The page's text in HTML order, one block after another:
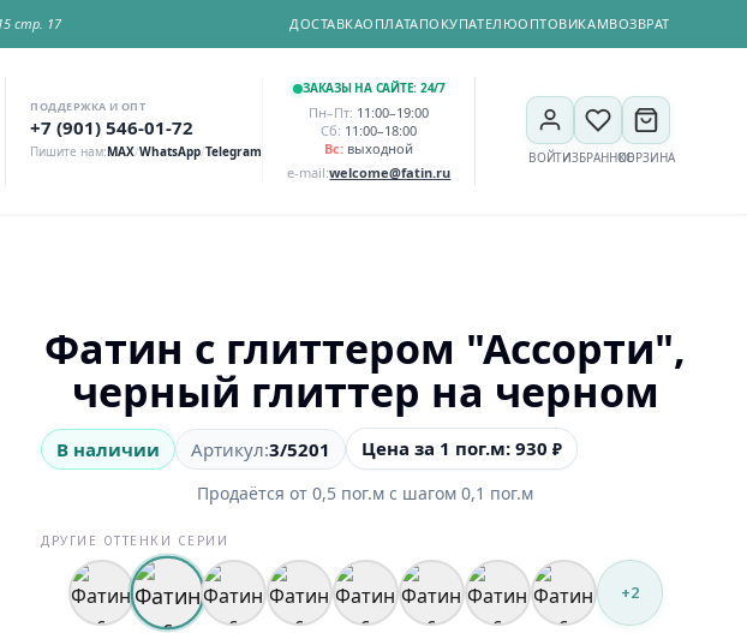
стр. 17 ДОСТАВКАОПЛАТАПОКУПАТЕЛЮОПТОВИКАМВОЗВРАТ
ПОДДЕРЖКА И ОПТ
+7 (901) 546-01-72
Пишите нам:MAX/WhatsApp/Telegram
ЗАКАЗЫ НА САЙТЕ: 24/7
Пн–Пт: 11:00–19:00
Сб: 11:00–18:00
Вс: выходной
e-mail:welcome@fatin.ru
ВОЙТИИЗБРАННОЕКОРЗИНА
Фатин с глиттером "Ассорти",
черный глиттер на черном
В наличии Артикул:3/5201 Цена за 1 пог.м: 930 ₽
Продаётся от 0,5 пог.м с шагом 0,1 пог.м
ДРУГИЕ ОТТЕНКИ СЕРИИ
+2